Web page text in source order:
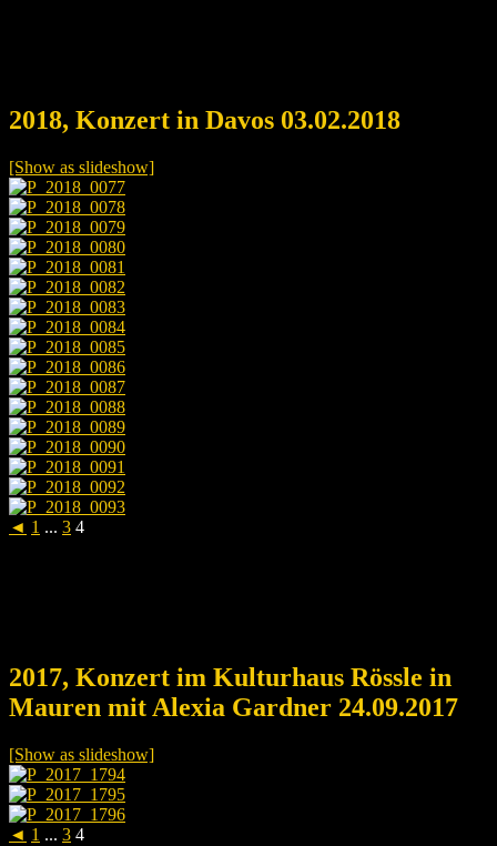
2018, Konzert in Davos 03.02.2018
[Show as slideshow]
◄ 1 ... 3 4
2017, Konzert im Kulturhaus Rössle in
Mauren mit Alexia Gardner 24.09.2017
[Show as slideshow]
◄ 1 ... 3 4